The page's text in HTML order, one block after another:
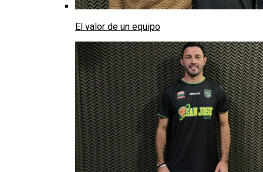
El valor de un equipo